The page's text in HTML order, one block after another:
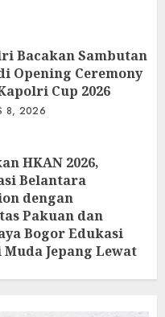
Bacakan Sambutan
Opening Ceremony
Cup 2026
8, 2026
HKAN 2026,
Belantara
dengan
Pakuan dan
Bogor Edukasi
Muda Jepang Lewat